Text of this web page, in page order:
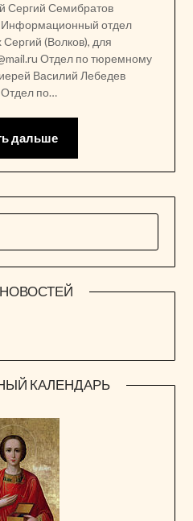
Сергий Семибратов
Информационный отдел
(Волков), для
Отдел по тюремному
Василий Лебедев
Отдел по…
дальше
КАЛЕНДАРЬ